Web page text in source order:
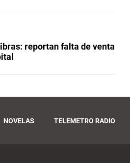
reportan falta de venta
NOVELAS TELEMETRO RADIO